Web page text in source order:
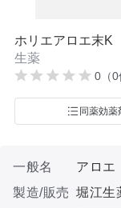
ホリエアロエ末K
生薬
0（0
同薬効薬
一般名
アロエ
製造/販売 堀江生